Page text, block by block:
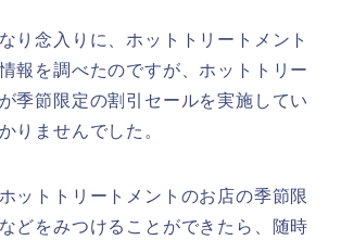
り念入りに、ホットトリートメント
報を調べたのですが、ホットトリー
季節限定の割引セールを実施してい
りませんでした。
ットトリートメントのお店の季節限
どをみつけることができたら、随時